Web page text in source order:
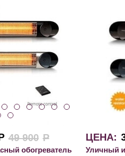
49 900 Р
обогреватель
ЦЕНА:
Уличный